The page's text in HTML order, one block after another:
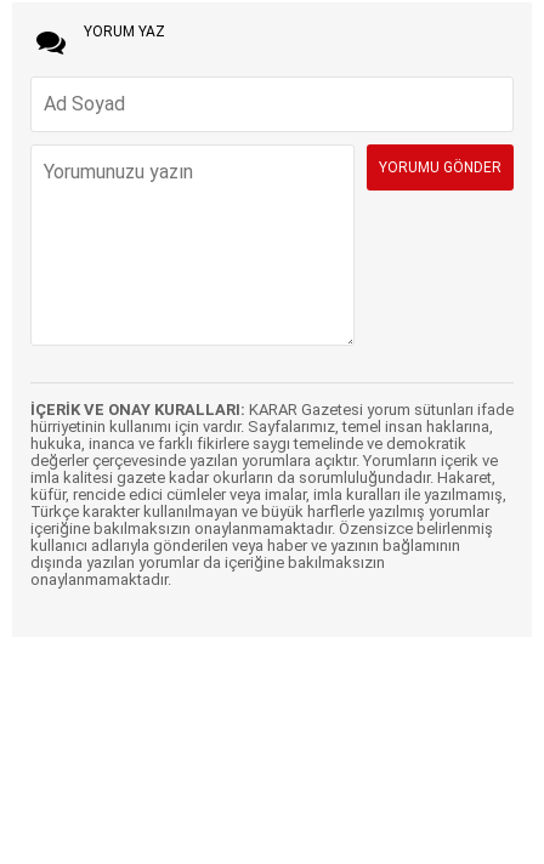
YORUM YAZ
İÇERİK VE ONAY KURALLARI: KARAR Gazetesi yorum sütunları ifade
hürriyetinin kullanımı için vardır. Sayfalarımız, temel insan haklarına,
hukuka, inanca ve farklı fikirlere saygı temelinde ve demokratik
değerler çerçevesinde yazılan yorumlara açıktır. Yorumların içerik ve
imla kalitesi gazete kadar okurların da sorumluluğundadır. Hakaret,
küfür, rencide edici cümleler veya imalar, imla kuralları ile yazılmamış,
Türkçe karakter kullanılmayan ve büyük harflerle yazılmış yorumlar
içeriğine bakılmaksızın onaylanmamaktadır. Özensizce belirlenmiş
kullanıcı adlarıyla gönderilen veya haber ve yazının bağlamının
dışında yazılan yorumlar da içeriğine bakılmaksızın
onaylanmamaktadır.